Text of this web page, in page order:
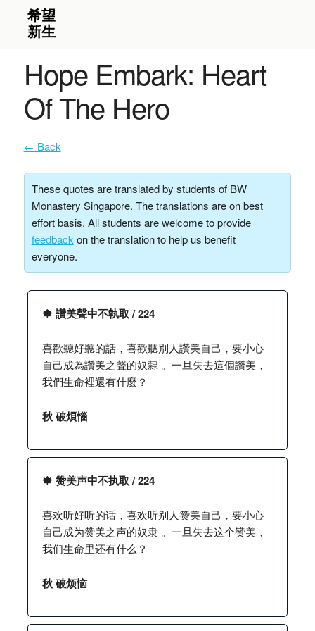
Hope Embark: Heart
Of The Hero
← Back
These quotes are translated by students of BW
Monastery Singapore. The translations are on best
effort basis. All students are welcome to provide
feedback on the translation to help us benefit
everyone.
🍁 讚美聲中不執取 / 224
喜歡聽好聽的話，喜歡聽別人讚美自己，要小心
自己成為讚美之聲的奴隸 。一旦失去這個讚美，
我們生命裡還有什麼？
秋 破煩惱
🍁 赞美声中不执取 / 224
喜欢听好听的话，喜欢听别人赞美自己，要小心
自己成为赞美之声的奴隶 。一旦失去这个赞美，
我们生命里还有什么？
秋 破烦恼